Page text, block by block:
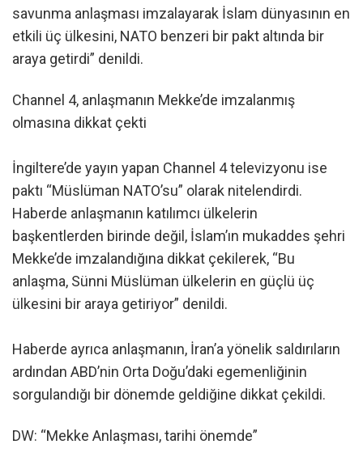
savunma anlaşması imzalayarak İslam dünyasının en
etkili üç ülkesini, NATO benzeri bir pakt altında bir
araya getirdi” denildi.
Channel 4, anlaşmanın Mekke’de imzalanmış
olmasına dikkat çekti
İngiltere’de yayın yapan Channel 4 televizyonu ise
paktı “Müslüman NATO’su” olarak nitelendirdi.
Haberde anlaşmanın katılımcı ülkelerin
başkentlerden birinde değil, İslam’ın mukaddes şehri
Mekke’de imzalandığına dikkat çekilerek, “Bu
anlaşma, Sünni Müslüman ülkelerin en güçlü üç
ülkesini bir araya getiriyor” denildi.
Haberde ayrıca anlaşmanın, İran’a yönelik saldırıların
ardından ABD’nin Orta Doğu’daki egemenliğinin
sorgulandığı bir dönemde geldiğine dikkat çekildi.
DW: “Mekke Anlaşması, tarihi önemde”